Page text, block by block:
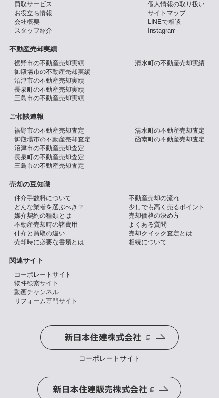
買取サービス
お役立ち情報
会社概要
スタッフ紹介
個人情報の取り扱い
サイトマップ
LINEで相談
Instagram
不動産売却実績
裾野市の不動産売却実績
御殿場市の不動産売却実績
沼津市の不動産売却実績
長泉町の不動産売却実績
三島市の不動産売却実績
清水町の不動産売却実績
ご相談速報
裾野市の不動産売却査定
御殿場市の不動産売却査定
沼津市の不動産売却査定
長泉町の不動産売却査定
三島市の不動産売却査定
清水町の不動産売却査定
函南町の不動産売却査定
売却の豆知識
仲介手数料について
どんな業者を選ぶべき？
媒介契約の種類とは
不動産売却時の諸費用
仲介と買取の違い
売却時に必要な書類とは
不動産売却の流れ
少しでも高く売るポイント
売却価格の決め方
よくある質問
売却クイック査定とは
相続について
関連サイト
コーポレートサイト
物件検索サイト
動画チャンネル
リフォーム専門サイト
コーポレートサイト